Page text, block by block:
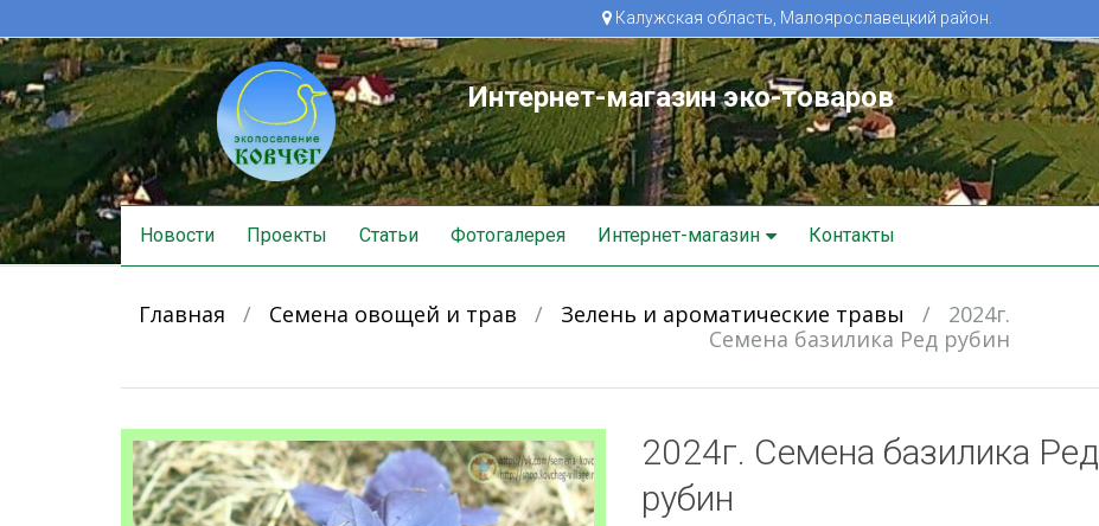
Калужская область, Малоярославецкий район.
Интернет-магазин эко-товаров
Skip
to
content
Новости Проекты Статьи Фотогалерея Интернет-магазин Контакты
Главная / Семена овощей и трав / Зелень и ароматические травы /
2024г.
Семена базилика Ред рубин
2024г. Семена базилика Ред
рубин